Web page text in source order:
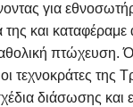
για
της και
πτώχευση.
τεχνοκράτες της
διάσωσης και